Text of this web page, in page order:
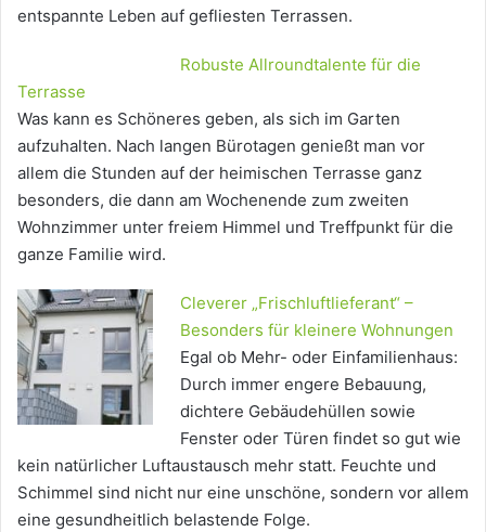
entspannte Leben auf gefliesten Terrassen.
Robuste Allroundtalente für die
Terrasse
Was kann es Schöneres geben, als sich im Garten
aufzuhalten. Nach langen Bürotagen genießt man vor
allem die Stunden auf der heimischen Terrasse ganz
besonders, die dann am Wochenende zum zweiten
Wohnzimmer unter freiem Himmel und Treffpunkt für die
ganze Familie wird.
Cleverer „Frischluftlieferant“ –
Besonders für kleinere Wohnungen
Egal ob Mehr- oder Einfamilienhaus:
Durch immer engere Bebauung,
dichtere Gebäudehüllen sowie
Fenster oder Türen findet so gut wie
kein natürlicher Luftaustausch mehr statt. Feuchte und
Schimmel sind nicht nur eine unschöne, sondern vor allem
eine gesundheitlich belastende Folge.